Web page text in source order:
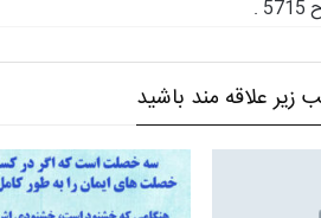
علاقه مند باشید